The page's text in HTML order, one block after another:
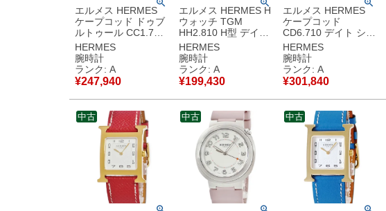
エルメス HERMES
ケープコッド ドゥブ
ルトゥール CC1.710
スクエア アラビア デ
イト レディース 腕時
計自動巻き シルバー
【中古】中古美品
HERMES
腕時計
ランク: A
¥247,940
エルメス HERMES H
ウォッチ TGM
HH2.810 H型 デイト
ブラック スクエア ア
ラビア 3針 メンズ 腕
時計自動巻き ブラッ
ク 【中古】中古美品
HERMES
腕時計
ランク: A
¥199,430
エルメス HERMES
ケープコッド
CD6.710 デイト シル
バー スクエア 角型
アラビア メンズ 腕時
計自動巻き シルバー
【中古】中古美品
HERMES
腕時計
ランク: A
¥301,840
中古 中古 中古